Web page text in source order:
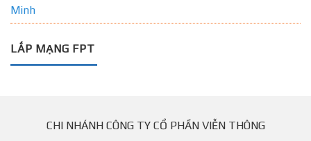
Minh
LẮP MẠNG FPT
CHI NHÁNH CÔNG TY CỔ PHẦN VIỄN THÔNG